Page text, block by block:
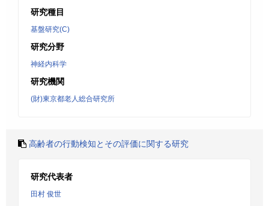
研究種目
基盤研究(C)
研究分野
神経内科学
研究機関
(財)東京都老人総合研究所
高齢者の行動検知とその評価に関する研究
研究代表者
田村 俊世